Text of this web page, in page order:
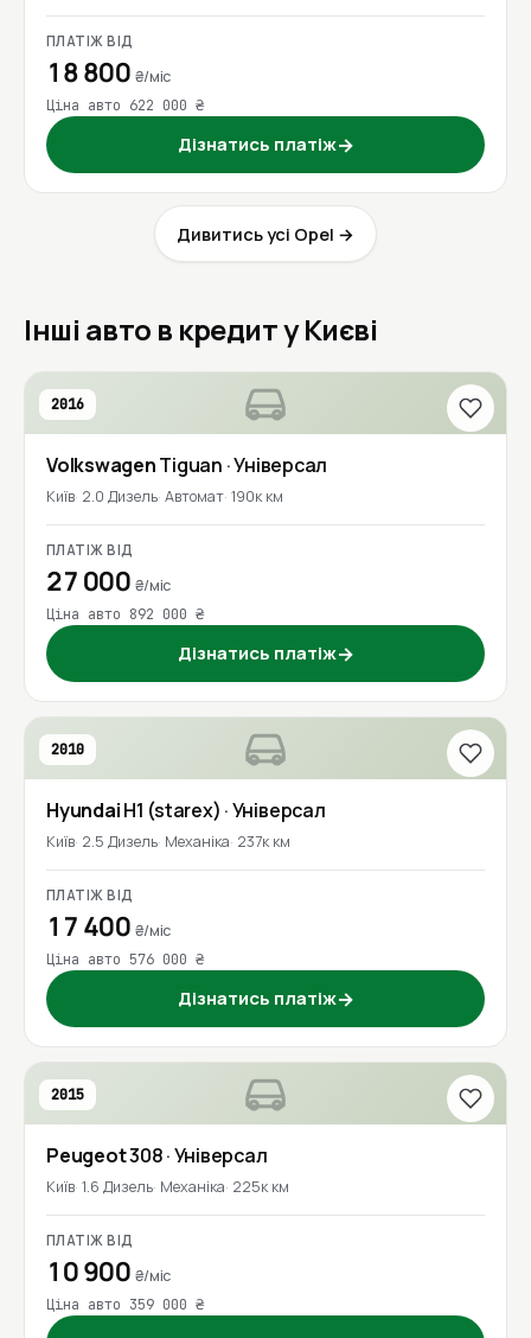
ПЛАТІЖ ВІД
18 800 ₴/міс
Ціна авто 622 000 ₴
Дізнатись платіж→
Дивитись усі Opel →
Інші авто в кредит у Києві
2016
VolkswagenTiguan · Універсал
Київ 2.0 Дизель Автомат 190к км
ПЛАТІЖ ВІД
27 000 ₴/міс
Ціна авто 892 000 ₴
Дізнатись платіж→
2010
HyundaiH1 (starex) · Універсал
Київ 2.5 Дизель Механіка 237к км
ПЛАТІЖ ВІД
17 400 ₴/міс
Ціна авто 576 000 ₴
Дізнатись платіж→
2015
Peugeot308· Універсал
Київ 1.6 Дизель Механіка 225к км
ПЛАТІЖ ВІД
10 900 ₴/міс
Ціна авто 359 000 ₴